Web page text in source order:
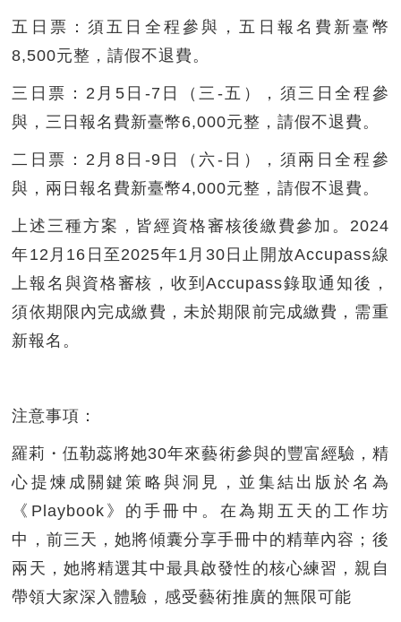
五日票：須五日全程參與，五日報名費新臺幣
8,500元整，請假不退費。
三日票：2月5日-7日（三-五），須三日全程參
與，三日報名費新臺幣6,000元整，請假不退費。
二日票：2月8日-9日（六-日），須兩日全程參
與，兩日報名費新臺幣4,000元整，請假不退費。
上述三種方案，皆經資格審核後繳費參加。2024
年12月16日至2025年1月30日止開放Accupass線
上報名與資格審核，收到Accupass錄取通知後，
須依期限內完成繳費，未於期限前完成繳費，需重
新報名。
注意事項：
羅莉・伍勒蕊將她30年來藝術參與的豐富經驗，精
心提煉成關鍵策略與洞見，並集結出版於名為
《Playbook》的手冊中。在為期五天的工作坊
中，前三天，她將傾囊分享手冊中的精華內容；後
兩天，她將精選其中最具啟發性的核心練習，親自
帶領大家深入體驗，感受藝術推廣的無限可能